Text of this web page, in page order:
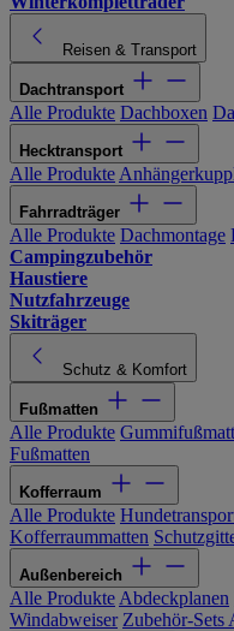
Reisen & Transport
Dachtransport
Alle Produkte Dachboxen
Hecktransport
Alle Produkte
Fahrradträger
Alle Produkte Dachmontage
Campingzubehör
Haustiere
Nutzfahrzeuge
Skiträger
Schutz & Komfort
Fußmatten
Alle Produkte
Fußmatten
Kofferraum
Alle Produkte
Kofferraummatten
Außenbereich
Alle Produkte Abdeckplanen
Windabweiser Zubehör-Sets